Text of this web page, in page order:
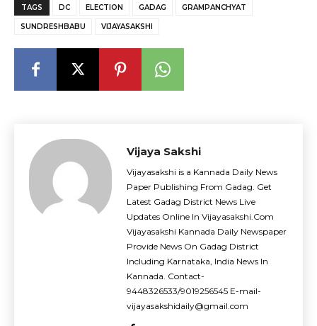
TAGS DC ELECTION GADAG GRAMPANCHYAT
SUNDRESHBABU VIJAYASAKSHI
Vijaya Sakshi
Vijayasakshi is a Kannada Daily News
Paper Publishing From Gadag. Get
Latest Gadag District News Live
Updates Online In Vijayasakshi.Com
Vijayasakshi Kannada Daily Newspaper
Provide News On Gadag District
Including Karnataka, India News In
Kannada. Contact-
9448326533/9019256545 E-mail-
vijayasakshidaily@gmail.com